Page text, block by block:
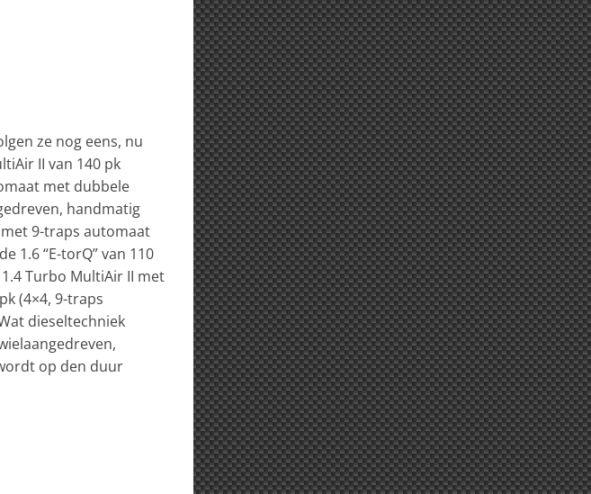
ze nog eens, nu
II van 140 pk
met dubbele
handmatig
met 9-traps automaat
1.6 “E-torQ” van 110
Turbo MultiAir II met
(4×4, 9-traps
dieseltechniek
op den duur